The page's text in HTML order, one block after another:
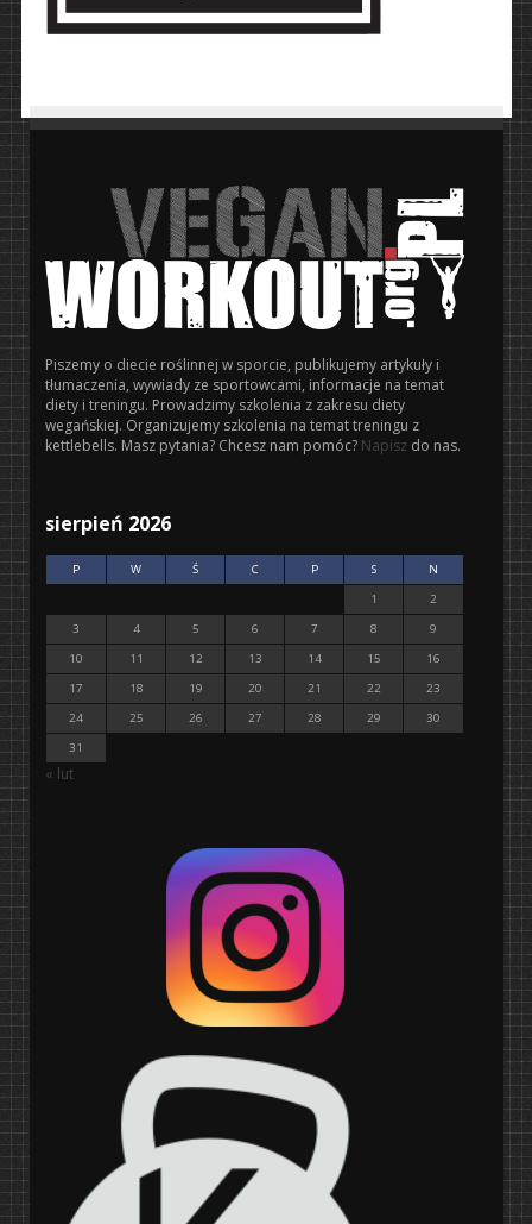
Piszemy o diecie roślinnej w sporcie, publikujemy artykuły i
tłumaczenia, wywiady ze sportowcami, informacje na temat
diety i treningu. Prowadzimy szkolenia z zakresu diety
wegańskiej. Organizujemy szkolenia na temat treningu z
kettlebells. Masz pytania? Chcesz nam pomóc? Napisz do nas.
sierpień 2026
P W Ś C P S
N
1
2
3
4 5 6 7 8
9
10
11 12 13 14 15
16
17
18 19 20 21 22
23
24
25 26 27 28 29
30
31
« lut